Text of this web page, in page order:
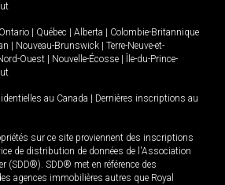
Ontario Québec Alberta
Colombie-Britannique
Nouveau-Brunswick
Terre-Neuve-et-
Ouest Nouvelle-Écosse
Île-du-Prince-
au Canada
Dernières inscriptions au
sur ce site proviennent des inscriptions
de distribution de données de l'Association
(SDD®). SDD® met en référence des
agences immobilières autres que Royal